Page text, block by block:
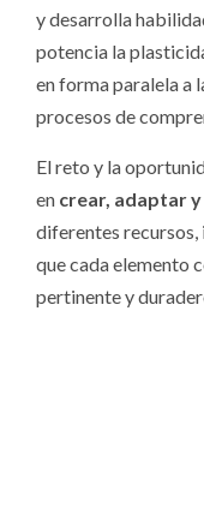
y desarrolla
potencia la
en forma paralela a
procesos de
El reto y la
en crear, adaptar
diferentes recursos,
que cada elemento
pertinente y